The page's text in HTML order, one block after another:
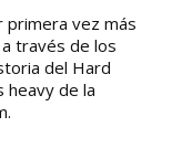
primera vez más
través de los
del Hard
heavy de la